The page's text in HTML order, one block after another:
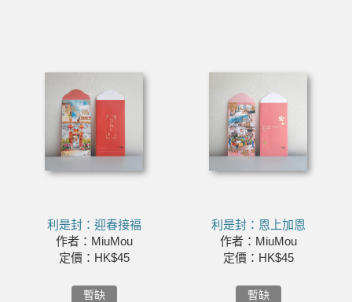
利是封：迎春接褔
作者：MiuMou
定價：HK$45
暫缺
利是封：恩上加恩
作者：MiuMou
定價：HK$45
暫缺